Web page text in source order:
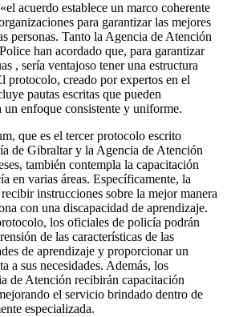
acuerdo establece un marco coherente
para garantizar las mejores
personas. Tanto la Agencia de Atención
han acordado que, para garantizar
, sería ventajoso tener una estructura
protocolo, creado por expertos en el
pautas escritas que pueden
un enfoque consistente y uniforme.
que es el tercer protocolo escrito
de Gibraltar y la Agencia de Atención
también contempla la capacitación
en varias áreas. Específicamente, la
instrucciones sobre la mejor manera
con una discapacidad de aprendizaje.
los oficiales de policía podrán
de las características de las
de aprendizaje y proporcionar un
a sus necesidades. Además, los
de Atención recibirán capacitación
el servicio brindado dentro de
especializada.